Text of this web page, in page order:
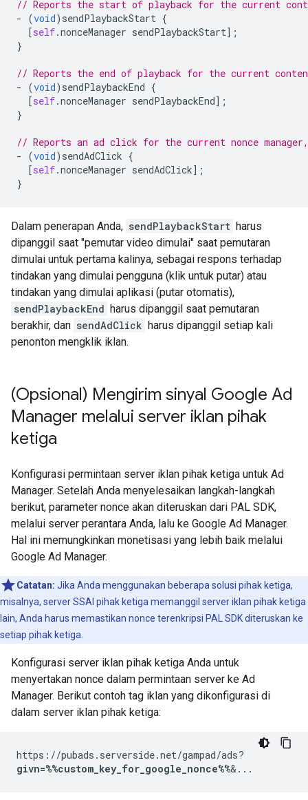
// Reports the start of playback for the current
-
(void) sendPlaybackStart {
[self.nonceManager sendPlaybackStart];
}
// Reports the end of playback for the current
-
(void) sendPlaybackEnd {
[self.nonceManager sendPlaybackEnd];
}
// Reports an ad click for the current nonce
-
(void) sendAdClick {
[self.nonceManager sendAdClick];
}
Dalam penerapan Anda, sendPlaybackStart harus
dipanggil saat "pemutar video dimulai" saat pemutaran
dimulai untuk pertama kalinya, sebagai respons terhadap
tindakan yang dimulai pengguna (klik untuk putar) atau
tindakan yang dimulai aplikasi (putar otomatis),
sendPlaybackEnd harus dipanggil saat pemutaran
berakhir, dan sendAdClick harus dipanggil setiap kali
penonton mengklik iklan.
(Opsional) Mengirim sinyal Google Ad
Manager melalui server iklan pihak
ketiga
Konfigurasi permintaan server iklan pihak ketiga untuk Ad
Manager. Setelah Anda menyelesaikan langkah-langkah
berikut, parameter nonce akan diteruskan dari PAL SDK,
melalui server perantara Anda, lalu ke Google Ad Manager.
Hal ini memungkinkan monetisasi yang lebih baik melalui
Google Ad Manager.
Catatan: Jika Anda menggunakan beberapa solusi pihak ketiga,
misalnya, server SSAI pihak ketiga memanggil server iklan pihak ketiga
lain, Anda harus memastikan nonce terenkripsi PAL SDK diteruskan ke
setiap pihak ketiga.
Konfigurasi server iklan pihak ketiga Anda untuk
menyertakan nonce dalam permintaan server ke Ad
Manager. Berikut contoh tag iklan yang dikonfigurasi di
dalam server iklan pihak ketiga:
https://pubads.serverside.net/gampad/ads?
givn=%%custom_key_for_google_nonce%%&...